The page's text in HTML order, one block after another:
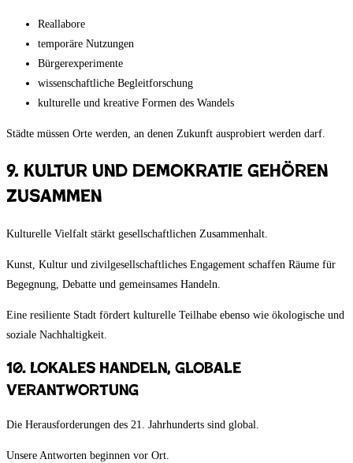
Reallabore
temporäre Nutzungen
Bürgerexperimente
wissenschaftliche Begleitforschung
kulturelle und kreative Formen des Wandels
Städte müssen Orte werden, an denen Zukunft ausprobiert werden darf.
9. Kultur und Demokratie gehören
zusammen
Kulturelle Vielfalt stärkt gesellschaftlichen Zusammenhalt.
Kunst, Kultur und zivilgesellschaftliches Engagement schaffen Räume für
Begegnung, Debatte und gemeinsames Handeln.
Eine resiliente Stadt fördert kulturelle Teilhabe ebenso wie ökologische und
soziale Nachhaltigkeit.
10. Lokales Handeln, globale
Verantwortung
Die Herausforderungen des 21. Jahrhunderts sind global.
Unsere Antworten beginnen vor Ort.